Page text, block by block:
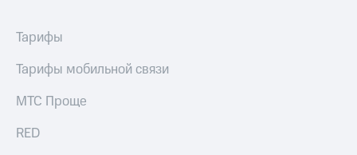
выкупа
Дивиденды
Рынок
Тарифы
Тарифы мобильной связи
МТС Проще
RED